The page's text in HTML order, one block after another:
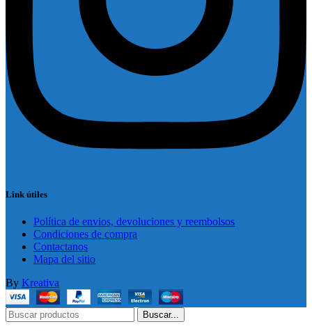
Link útiles
Política de envios, devoluciones y reembolsos
Condiciones de compra
Contactanos
Mapa del sitio
By Kreativa
Buscar...